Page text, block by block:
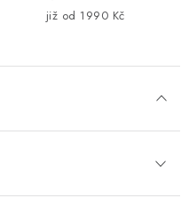
již od 1990 Kč